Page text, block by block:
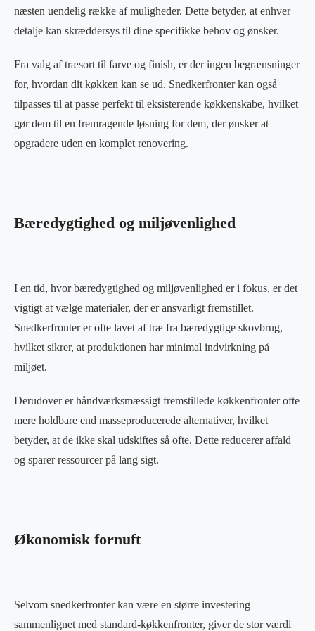
næsten uendelig række af muligheder. Dette betyder, at enhver
detalje kan skræddersys til dine specifikke behov og ønsker.
Fra valg af træsort til farve og finish, er der ingen begrænsninger
for, hvordan dit køkken kan se ud. Snedkerfronter kan også
tilpasses til at passe perfekt til eksisterende køkkenskabe, hvilket
gør dem til en fremragende løsning for dem, der ønsker at
opgradere uden en komplet renovering.
Bæredygtighed og miljøvenlighed
I en tid, hvor bæredygtighed og miljøvenlighed er i fokus, er det
vigtigt at vælge materialer, der er ansvarligt fremstillet.
Snedkerfronter er ofte lavet af træ fra bæredygtige skovbrug,
hvilket sikrer, at produktionen har minimal indvirkning på
miljøet.
Derudover er håndværksmæssigt fremstillede køkkenfronter ofte
mere holdbare end masseproducerede alternativer, hvilket
betyder, at de ikke skal udskiftes så ofte. Dette reducerer affald
og sparer ressourcer på lang sigt.
Økonomisk fornuft
Selvom snedkerfronter kan være en større investering
sammenlignet med standard-køkkenfronter, giver de stor værdi